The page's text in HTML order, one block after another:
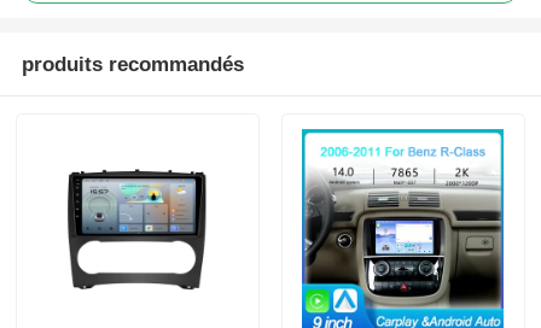
produits recommandés